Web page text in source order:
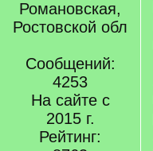
Романовская,
Ростовской обл
Сообщений:
4253
На сайте с
2015 г.
Рейтинг: